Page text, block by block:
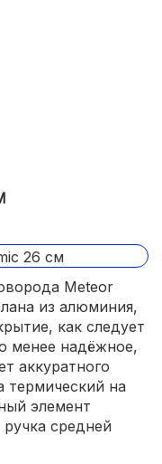
плитами;
Meteor
из алюминия,
как следует
менее надёжное,
аккуратного
термический на
элемент
средней